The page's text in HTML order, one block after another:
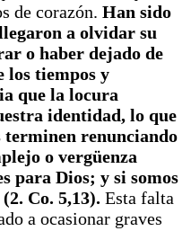
de corazón. Han sido
a olvidar su
o haber dejado de
los tiempos y
que la locura
identidad, lo que
terminen renunciando
o vergüenza
para Dios; y si somos
Co. 5,13). Esta falta
a ocasionar graves